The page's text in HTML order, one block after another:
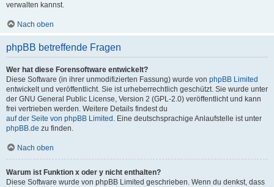
verwalten kannst.
Nach oben
phpBB betreffende Fragen
Wer hat diese Forensoftware entwickelt?
Diese Software (in ihrer unmodifizierten Fassung) wurde von phpBB Limited
entwickelt und veröffentlicht. Sie ist urheberrechtlich geschützt. Sie wurde unter
der GNU General Public License, Version 2 (GPL-2.0) veröffentlicht und kann
frei vertrieben werden. Weitere Details findest du
auf der Seite von phpBB Limited . Eine deutschsprachige Anlaufstelle ist unter
phpBB.de zu finden.
Nach oben
Warum ist Funktion x oder y nicht enthalten?
Diese Software wurde von phpBB Limited geschrieben. Wenn du denkst, dass